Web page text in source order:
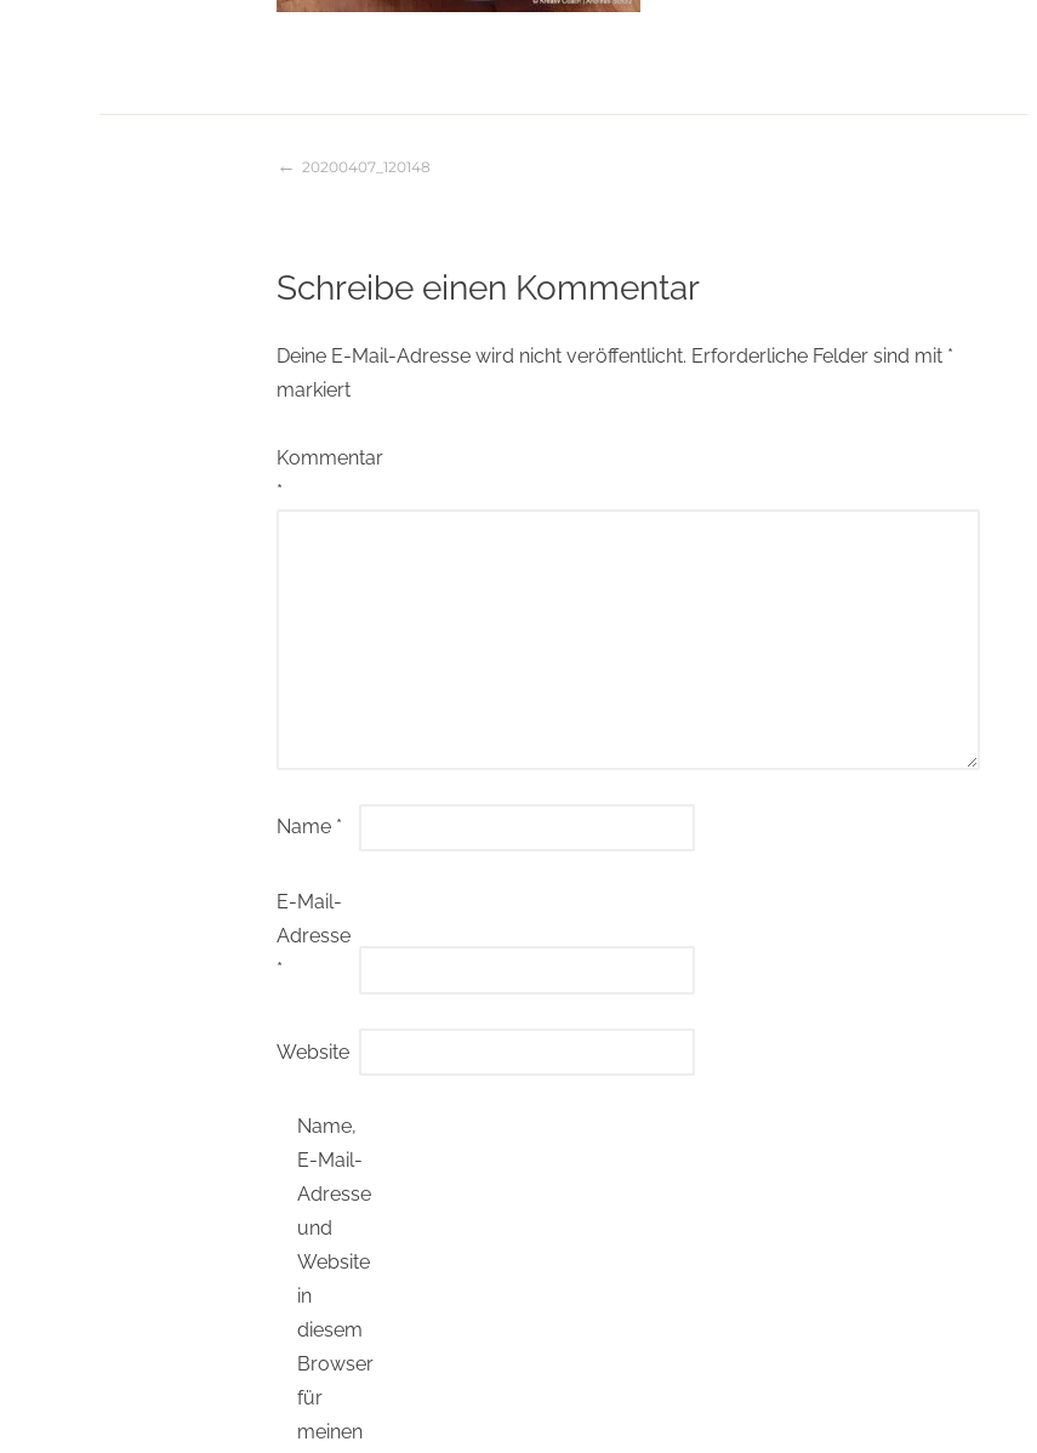
Beitragsnavigation
20200407_120148
Schreibe einen Kommentar
Deine E-Mail-Adresse wird nicht veröffentlicht. Erforderliche Felder sind mit *
markiert
Kommentar
*
Name *
E-Mail-
Adresse
*
Website
Name,
E-Mail-
Adresse
und
Website
in
diesem
Browser
für
meinen